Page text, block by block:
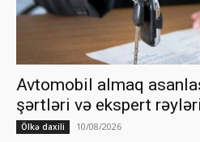
Avtomobil almaq
şərtləri və ekspert rəyləri
Ölkə daxili 10/08/2026